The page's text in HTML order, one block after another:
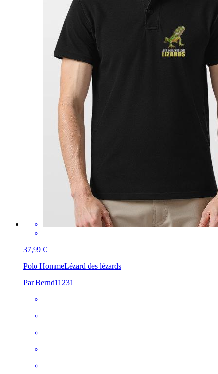
37,99 €
Polo HommeLézard des lézards
Par Bernd11231